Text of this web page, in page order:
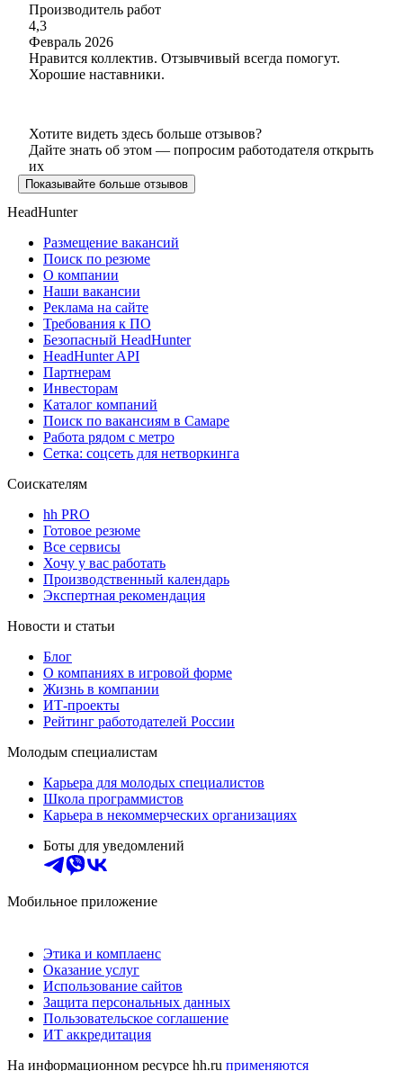
Производитель работ
4,3
Февраль 2026
Нравится коллектив. Отзывчивый всегда помогут.
Хорошие наставники.
Хотите видеть здесь больше отзывов?
Дайте знать об этом — попросим работодателя открыть
их
Показывайте больше отзывов
HeadHunter
Размещение вакансий
Поиск по резюме
О компании
Наши вакансии
Реклама на сайте
Требования к ПО
Безопасный HeadHunter
HeadHunter API
Партнерам
Инвесторам
Каталог компаний
Поиск по вакансиям в Самаре
Работа рядом с метро
Сетка: соцсеть для нетворкинга
Соискателям
hh PRO
Готовое резюме
Все сервисы
Хочу у вас работать
Производственный календарь
Экспертная рекомендация
Новости и статьи
Блог
О компаниях в игровой форме
Жизнь в компании
ИТ-проекты
Рейтинг работодателей России
Молодым специалистам
Карьера для молодых специалистов
Школа программистов
Карьера в некоммерческих организациях
Боты для уведомлений
Мобильное приложение
Этика и комплаенс
Оказание услуг
Использование сайтов
Защита персональных данных
Пользовательское соглашение
ИТ аккредитация
На информационном ресурсе hh.ru применяются